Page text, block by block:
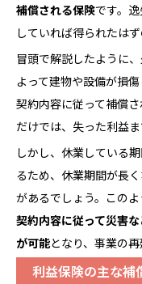
補償される保険です。
していれば得られたはず
冒頭で解説したように
よって建物や設備が損
契約内容に従って補償
だけでは、失った利益
しかし、休業している
るため、休業期間が長
があるでしょう。このよ
契約内容に従って災害
が可能となり、事業の再
利益保険の主な補